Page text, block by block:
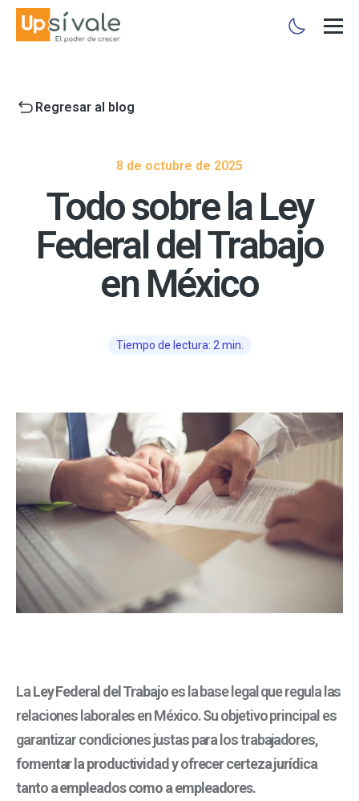
Regresar al blog
8 de octubre de 2025
Todo sobre la Ley
Federal del Trabajo
en México
Tiempo de lectura: 2 min.
LaLey Federal del Trabajoes la base legal que regula las
relaciones laborales en México. Su objetivo principal es
garantizar condiciones justas para los trabajadores,
fomentar la productividad y ofrecer certeza jurídica
tanto a empleados como a empleadores.